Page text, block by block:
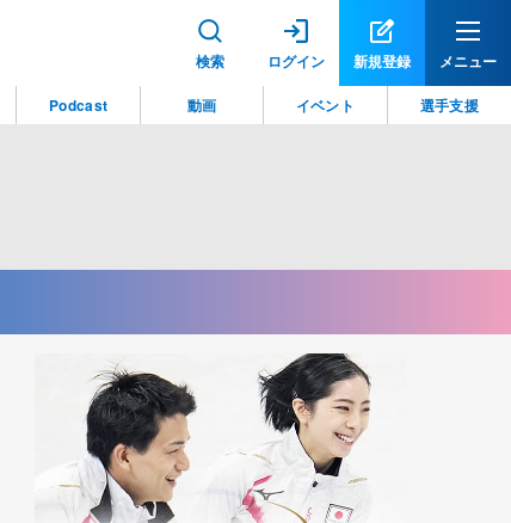
検索 ログイン 新規登録 メニュー
Podcast 動画 イベント 選手支援